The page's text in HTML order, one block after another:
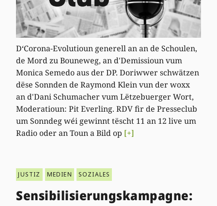
D‘Corona-Evolutioun generell an an de Schoulen,
de Mord zu Bouneweg, an d'Demissioun vum
Monica Semedo aus der DP. Doriwwer schwätzen
dëse Sonnden de Raymond Klein vun der woxx
an d'Dani Schumacher vum Lëtzebuerger Wort,
Moderatioun: Pit Everling. RDV fir de Presseclub
um Sonndeg wéi gewinnt tëscht 11 an 12 live um
Radio oder an Toun a Bild op [+]
JUSTIZ MEDIEN SOZIALES
Sensibilisierungskampagne: